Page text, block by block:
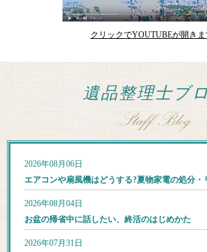
クリックでYOUTUBEが開きま
遺品整理士ブ
2026年08月06日
エアコンや扇風機はどうする?夏物家電の処分・
2026年08月04日
お盆の帰省中に話したい、終活のはじめかた
2026年07月31日